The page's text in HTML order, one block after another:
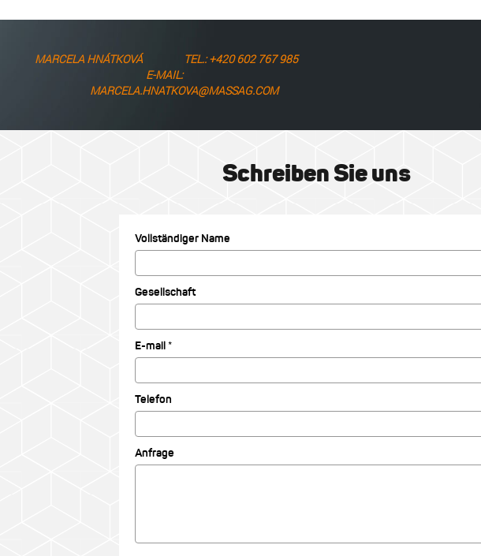
MARCELA HNÁTKOVÁ
TEL.: +420 602 767 985
E-MAIL:
MARCELA.HNATKOVA@MASSAG.COM
Schreiben Sie uns
Vollständiger Name
Gesellschaft
E-mail *
Telefon
Anfrage